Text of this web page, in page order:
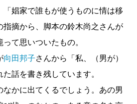
極夏彦 取材・文 朝宮運河
者
掌のうた
より
ちのメッセージ（とんぼの
「娼家で誰もが使うものに情は移
指摘から、脚本の鈴木尚之さんが
て思いついたもの。
向田邦子さんから「私、（男が）
話を書き残しています。
なかに出てくるでしょう。あの男